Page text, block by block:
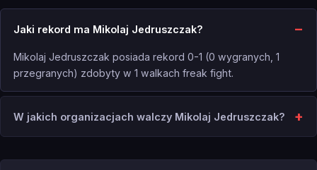
Jaki rekord ma Mikolaj Jedruszczak?
Mikolaj Jedruszczak posiada rekord 0-1 (0 wygranych, 1
przegranych) zdobyty w 1 walkach freak fight.
W jakich organizacjach walczy Mikolaj Jedruszczak?